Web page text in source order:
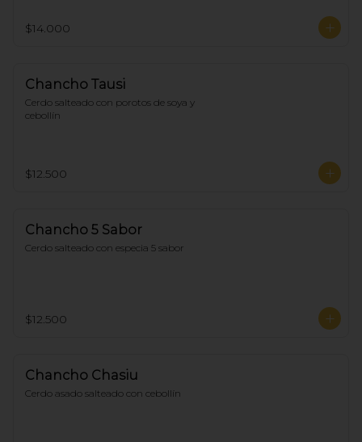
$14.000
Chancho Tausi
Cerdo salteado con porotos de soya y
cebollín
$12.500
Chancho 5 Sabor
Cerdo salteado con especia 5 sabor
$12.500
Chancho Chasiu
Cerdo asado salteado con cebollín